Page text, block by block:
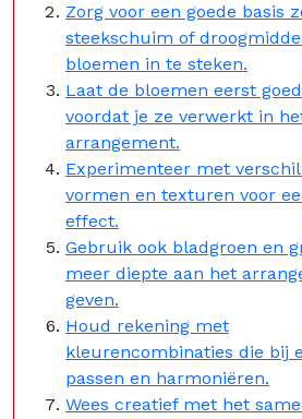
Zorg voor een goede basis
steekschuim of
bloemen in te steken.
Laat de bloemen eerst
voordat je ze verwerkt in
arrangement.
Experimenteer met
vormen en texturen voor
effect.
Gebruik ook bladgroen en
meer diepte aan het
geven.
Houd rekening met
kleurencombinaties die bij
passen en harmoniëren.
Wees creatief met het